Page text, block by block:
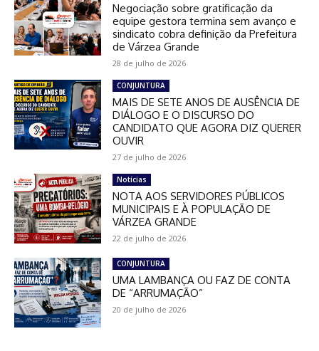
Negociação sobre gratificação da
equipe gestora termina sem avanço e
sindicato cobra definição da Prefeitura
de Várzea Grande
28 de julho de 2026
CONJUNTURA
MAIS DE SETE ANOS DE AUSÊNCIA DE
DIÁLOGO E O DISCURSO DO
CANDIDATO QUE AGORA DIZ QUERER
OUVIR
27 de julho de 2026
Notícias
NOTA AOS SERVIDORES PÚBLICOS
MUNICIPAIS E À POPULAÇÃO DE
VÁRZEA GRANDE
22 de julho de 2026
CONJUNTURA
UMA LAMBANÇA OU FAZ DE CONTA
DE “ARRUMAÇÃO”
20 de julho de 2026